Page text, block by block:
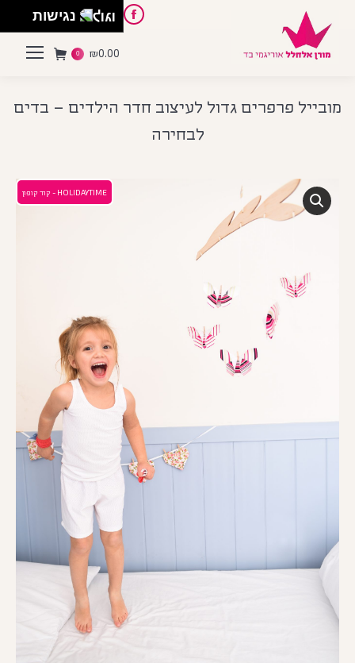
Facebook
Pinterest
Instagram
English
₪0.00
0
מובייל פרפרים גדול לעיצוב חדר הילדים – בדים
לבחירה
HOLIDAYTIME - קוד קופון
נגישות